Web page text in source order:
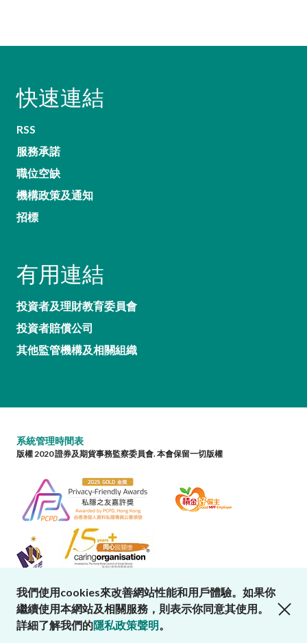
快速連結
RSS
服務承諾
職位空缺
機構政策及通知
招標
有用連結
投資者及理財教育委員會
投資者賠償公司
其他監管機構及相關組織
系統管理時間表
版權 2020 證券及期貨事務監察委員會. 本會保留一切版權
我們使用cookies來改善網站性能和用戶體驗。如果你
繼續使用本網站及相關服務，則表示你同意其使用。
詳細了解我們的隱私政策聲明。
close cookies alert